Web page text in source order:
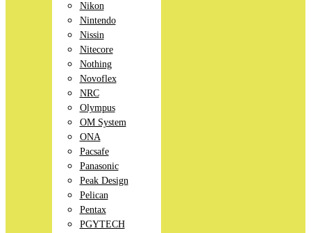
Nikon
Nintendo
Nissin
Nitecore
Nothing
Novoflex
NRC
Olympus
OM System
ONA
Pacsafe
Panasonic
Peak Design
Pelican
Pentax
PGYTECH